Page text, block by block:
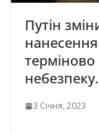
Путін
нанесення
3 Січня, 2023